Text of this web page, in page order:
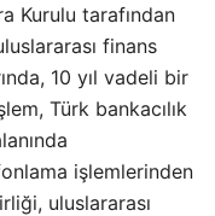
Kurulu tarafından
finans
10 yıl vadeli bir
Türk bankacılık
işlemlerinden
uluslararası